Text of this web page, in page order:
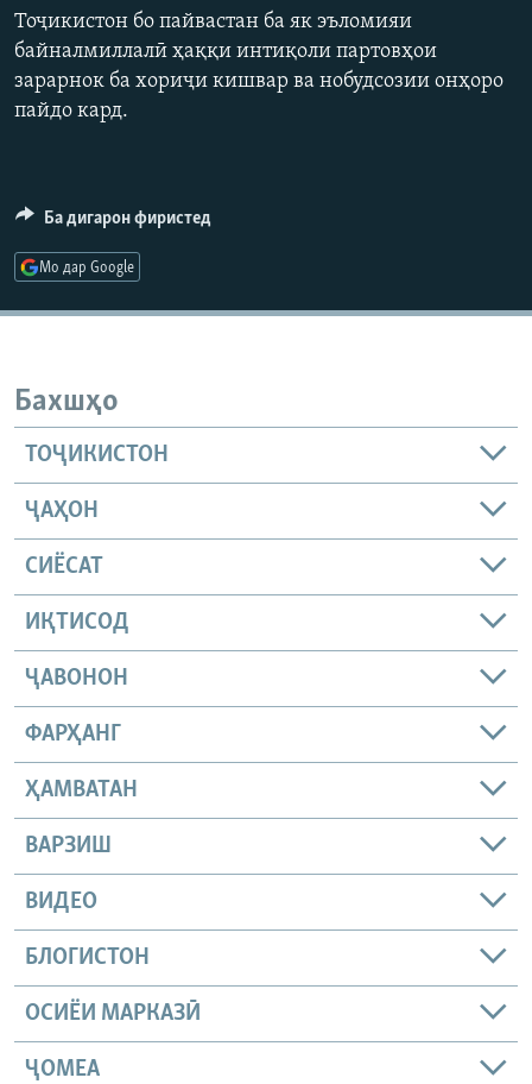
ГУЗОРИШҲОИ РАДИОӢ
Русский
ПАЙГИРӢ КУНЕД
Ҳамаи сомонаҳои RFE/RL
Тоҷикистон бо пайвастан ба як эъломияи
байналмиллалӣ ҳаққи интиқоли партовҳои
зарарнок ба хориҷи кишвар ва нобудсозии онҳоро
пайдо кард.
Ба дигарон фиристед
Мо дар Google
Бахшҳо
ТОҶИКИСТОН
ҶАҲОН
СИЁСАТ
ИҚТИСОД
ҶАВОНОН
ФАРҲАНГ
ҲАМВАТАН
ВАРЗИШ
ВИДЕО
БЛОГИСТОН
ОСИЁИ МАРКАЗӢ
ҶОМEА